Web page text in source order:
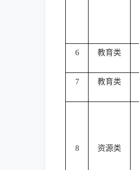
6 教育类
7 教育类
8 资源类